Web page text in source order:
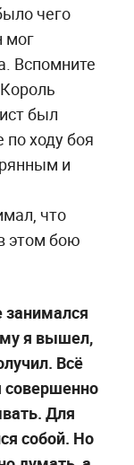
чего
мог
Вспомните
был
ходу боя
и
что
этом бою
занимался
я вышел,
Всё
Для
собой. Но